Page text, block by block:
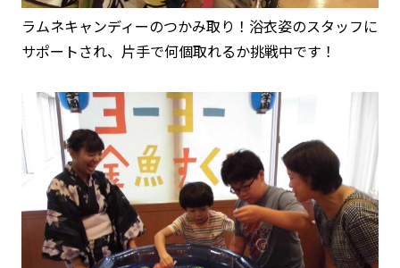
ラムネキャンディーのつかみ取り！浴衣姿のスタッフに
サポートされ、片手で何個取れるか挑戦中です！